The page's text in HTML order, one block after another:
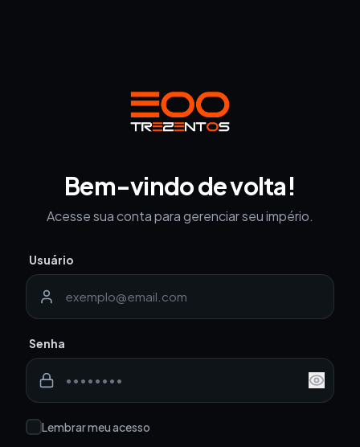
Bem-vindo de volta!
Acesse sua conta para gerenciar seu império.
Usuário
Senha
Lembrar meu acesso